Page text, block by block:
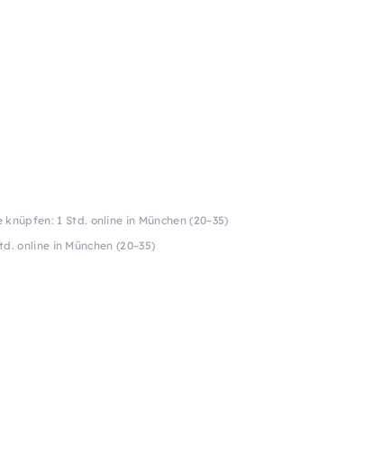
knüpfen: 1 Std. online in München (20–35)
online in München (20–35)